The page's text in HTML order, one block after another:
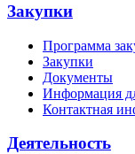
Закупки
Программа
Закупки
Документы
Информация
Контактная
Деятельность